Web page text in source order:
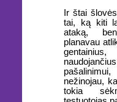
Ir štai
tai, ką kiti
ataką,
planavau
nežinojau,
tokia